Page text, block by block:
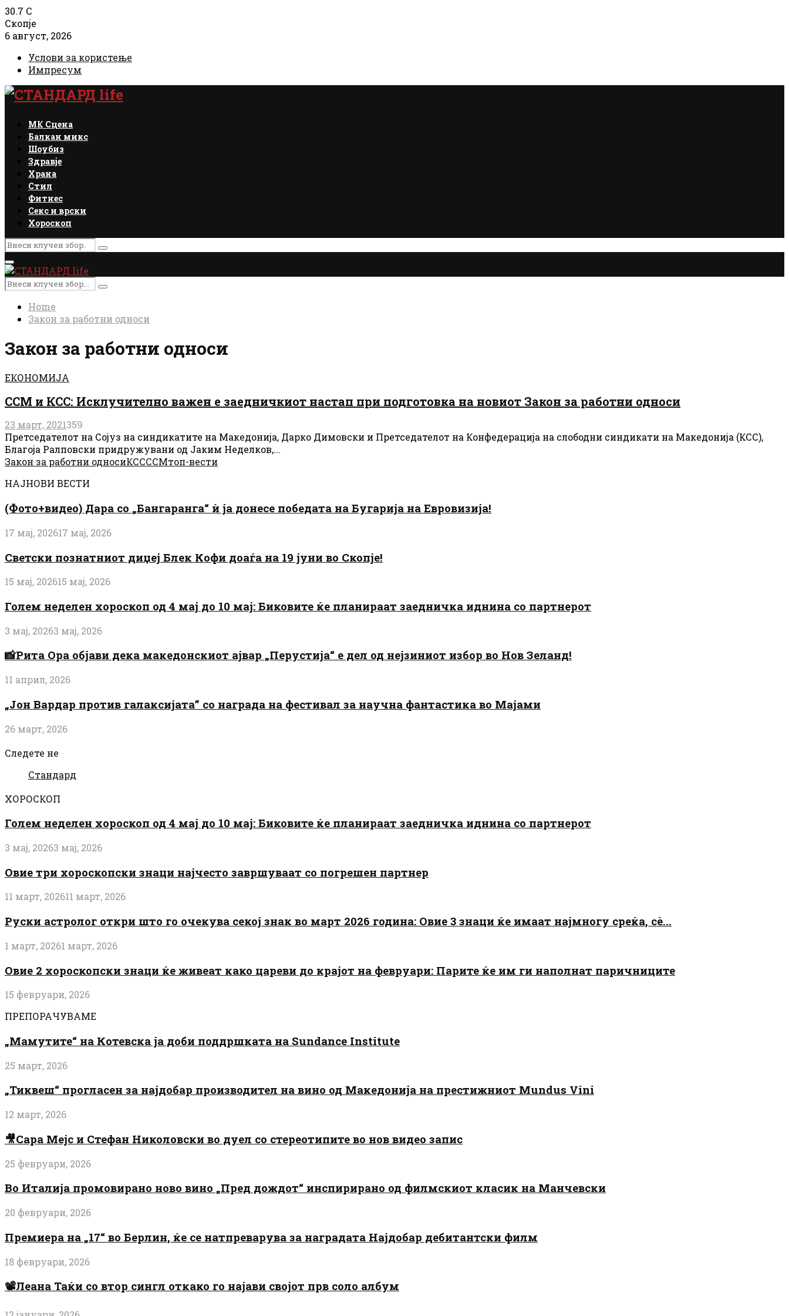
30.7 C
Скопје
6 август, 2026
Услови за користење
Импресум
Facebook
Instagram
Email
Rss
МК Сцена
Балкан микс
Шоубиз
Здравје
Храна
Стил
Фитнес
Секс и врски
Хороскоп
Search
for:
Search
Primary
Menu
Search
for:
Search
Home
Закон за работни односи
Закон за работни односи
ЕКОНОМИЈА
ССМ и КСС: Исклучително важен е заедничкиот настап при подготовка на новиот Закон за работни односи
23 март, 2021359
Претседателот на Сојуз на синдикатите на Македонија, Дарко Димовски и Претседателот на Конфедерација на слободни синдикати на Македонија (КСС),
Благоја Ралповски придружувани од Јаким Неделков,...
Закон за работни односиКССССМтоп-вести
НАЈНОВИ ВЕСТИ
(Фото+видео) Дара со „Бангаранга“ ѝ ја донесе победата на Бугарија на Евровизија!
17 мај, 202617 мај, 2026
Светски познатниот диџеј Блек Кофи доаѓа на 19 јуни во Скопје!
15 мај, 202615 мај, 2026
Голем неделен хороскоп од 4 мај до 10 мај: Биковите ќе планираат заедничка иднина со партнерот
3 мај, 20263 мај, 2026
📸Рита Ора објави дека македонскиот ајвар „Перустија“ е дел од нејзиниот избор во Нов Зеланд!
11 април, 2026
„Јон Вардар против галаксијата” со награда на фестивал за научна фантастика во Мајами
26 март, 2026
Следете не
Стандард
ХОРОСКОП
Голем неделен хороскоп од 4 мај до 10 мај: Биковите ќе планираат заедничка иднина со партнерот
3 мај, 20263 мај, 2026
Овие три хороскопски знаци најчесто завршуваат со погрешен партнер
11 март, 202611 март, 2026
Руски астролог откри што го очекува секој знак во март 2026 година: Овие 3 знаци ќе имаат најмногу среќа, сè...
1 март, 20261 март, 2026
Овие 2 хороскопски знаци ќе живеат како цареви до крајот на февруари: Парите ќе им ги наполнат паричниците
15 февруари, 2026
ПРЕПОРАЧУВАМЕ
„Мамутите“ на Котевска ја доби поддршката на Sundance Institute
25 март, 2026
„Тиквеш“ прогласен за најдобар производител на вино од Македонија на престижниот Mundus Vini
12 март, 2026
🎥Сара Мејс и Стефан Николовски во дуел со стереотипите во нов видео запис
25 февруари, 2026
Во Италија промовирано ново вино „Пред дождот“ инспирирано од филмскиот класик на Манчевски
20 февруари, 2026
Премиера на „17“ во Берлин, ќе се натпреварува за наградата Најдобар дебитантски филм
18 февруари, 2026
📽️Леана Таќи со втор сингл откако го најави својот прв соло албум